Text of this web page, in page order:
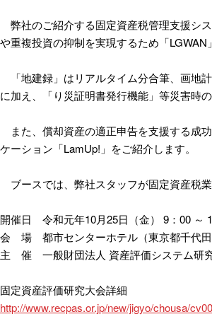
弊社のご紹介する固定資産税管理支援シ
や重複投資の抑制を実現するため「
「地建録」はリアルタイム分合筆、画地
に加え、「り災証明書発行機能」等災害時
また、償却資産の適正申告を支援する成
ケーション「LamUp!」をご紹介します。
ブースでは、弊社スタッフが固定資産税
開催日 令和元年10月25日（金） 9：00 ～
会 場 都市センターホテル（東京都千代田
主 催 一般財団法人 資産評価システム研
固定資産評価研究大会詳細
http://www.recpas.or.jp/new/jigyo/chousa/